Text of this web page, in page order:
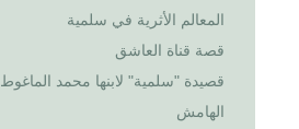
المعالم الأثرية في سلمية
قصة قناة العاشق
قصيدة "سلمية" لابنها محمد الماغوط
الهامش